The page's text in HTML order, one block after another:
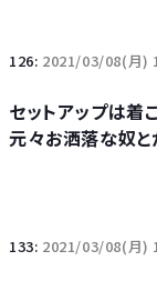
126: 2021/03/08(月)
セットアップは着
元々お洒落な奴
133: 2021/03/08(月)